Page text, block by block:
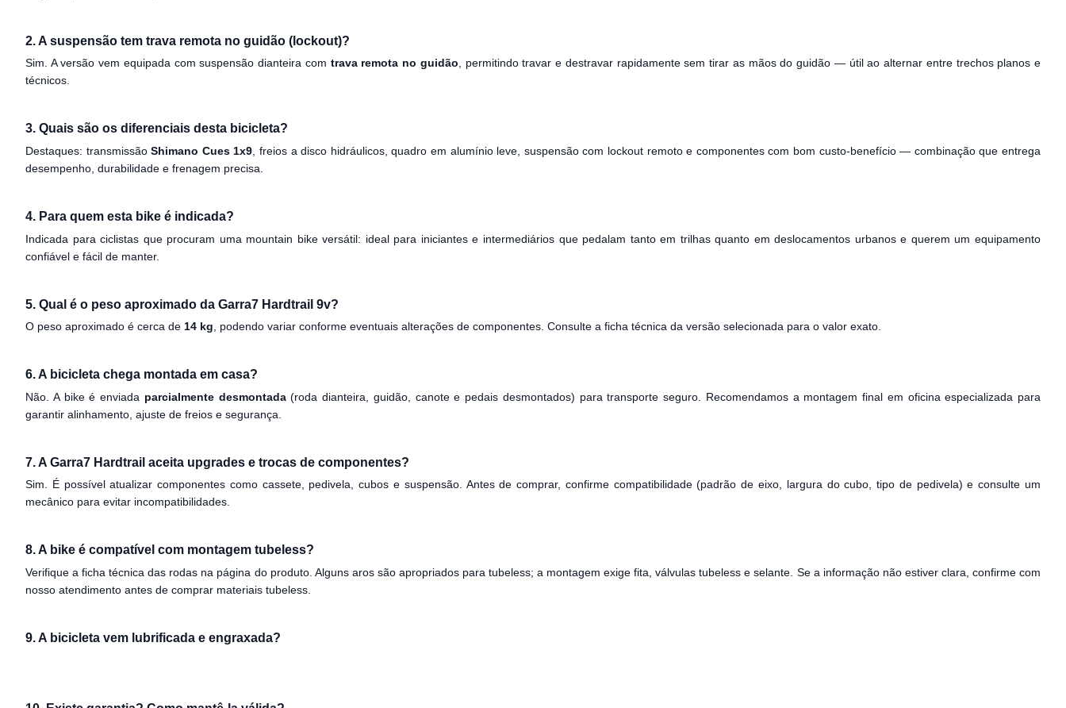
2. A suspensão tem trava remota no guidão (lockout)?
Sim. A versão vem equipada com suspensão dianteira com trava remota no guidão, permitindo travar e destravar rapidamente sem tirar as mãos do guidão — útil ao alternar entre trechos planos e
técnicos.
3. Quais são os diferenciais desta bicicleta?
Destaques: transmissãoShimano Cues 1x9 , freios a disco hidráulicos, quadro em alumínio leve, suspensão com lockout remoto e componentes com bom custo-benefício — combinação que entrega
desempenho, durabilidade e frenagem precisa.
4. Para quem esta bike é indicada?
Indicada para ciclistas que procuram uma mountain bike versátil: ideal para iniciantes e intermediários que pedalam tanto em trilhas quanto em deslocamentos urbanos e querem um equipamento
confiável e fácil de manter.
5. Qual é o peso aproximado da Garra7 Hardtrail 9v?
O peso aproximado é cerca de 14 kg , podendo variar conforme eventuais alterações de componentes. Consulte a ficha técnica da versão selecionada para o valor exato.
6. A bicicleta chega montada em casa?
Não. A bike é enviada parcialmente desmontada(roda dianteira, guidão, canote e pedais desmontados) para transporte seguro. Recomendamos a montagem final em oficina especializada para
garantir alinhamento, ajuste de freios e segurança.
7. A Garra7 Hardtrail aceita upgrades e trocas de componentes?
Sim. É possível atualizar componentes como cassete, pedivela, cubos e suspensão. Antes de comprar, confirme compatibilidade (padrão de eixo, largura do cubo, tipo de pedivela) e consulte um
mecânico para evitar incompatibilidades.
8. A bike é compatível com montagem tubeless?
Verifique a ficha técnica das rodas na página do produto. Alguns aros são apropriados para tubeless; a montagem exige fita, válvulas tubeless e selante. Se a informação não estiver clara, confirme com
nosso atendimento antes de comprar materiais tubeless.
9. A bicicleta vem lubrificada e engraxada?